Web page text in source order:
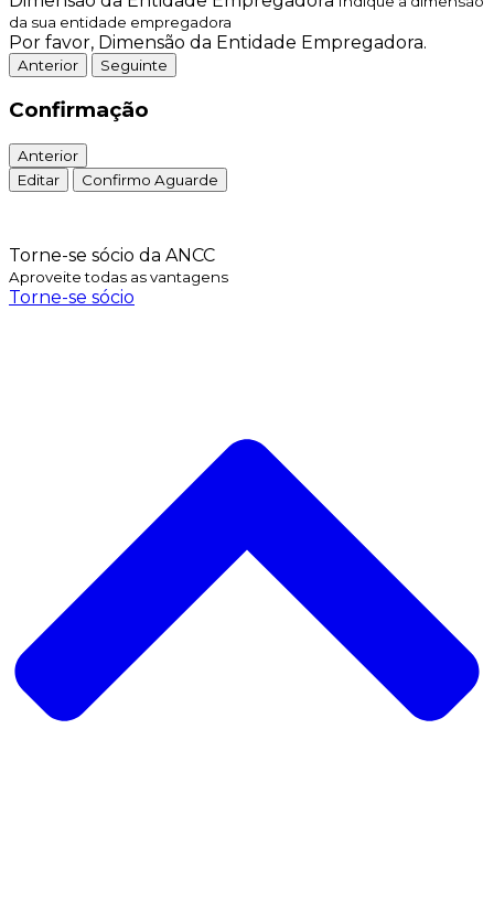
da sua entidade empregadora
Por favor, Dimensão da Entidade Empregadora.
Anterior Seguinte
Confirmação
Anterior
Editar
Confirmo Aguarde
Torne-se sócio da ANCC
Aproveite todas as vantagens
Torne-se sócio